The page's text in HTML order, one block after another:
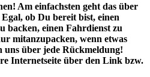
Am einfachsten geht das über
ob Du bereit bist, einen
backen, einen Fahrdienst zu
mitanzupacken, wenn etwas
über jede Rückmeldung!
Internetseite über den Link bzw.